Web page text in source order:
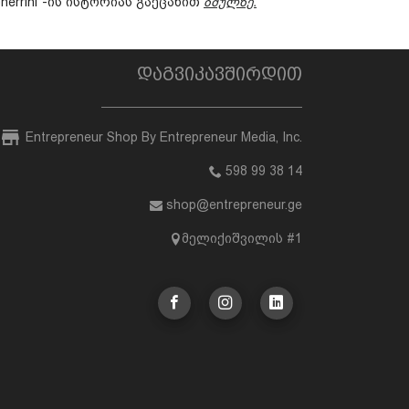
დაგვიკავშირდით
Entrepreneur Shop By Entrepreneur Media, Inc.
598 99 38 14
shop@entrepreneur.ge
მელიქიშვილის #1